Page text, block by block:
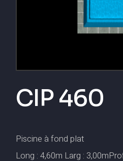
CIP 460
Piscine à fond plat
Long : 4,60m Larg :